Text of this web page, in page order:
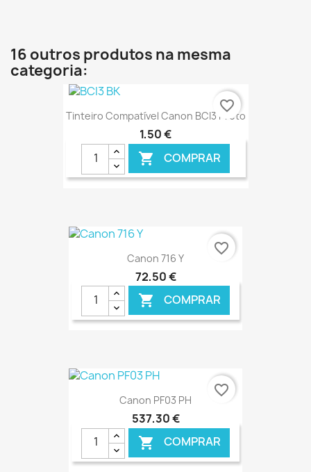
16 outros produtos na mesma
categoria:
Tinteiro Compatível Canon BCI3 Preto
1,50 €
 COMPRAR
€ ONLINE
favorite_border
Canon 716 Y
72,50 €
 COMPRAR
€ ONLINE
favorite_border
Canon PF03 PH
537,30 €
 COMPRAR
favorite_border